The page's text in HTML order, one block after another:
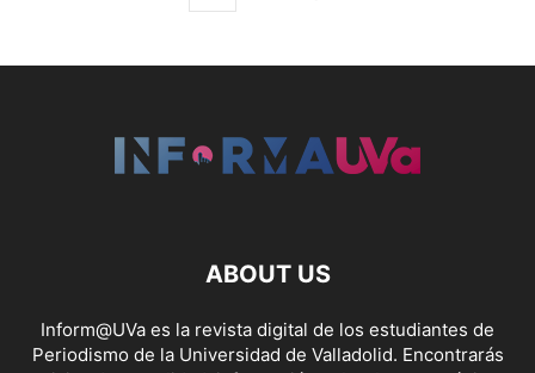
ABOUT US
Inform@UVa es la revista digital de los estudiantes de
Periodismo de la Universidad de Valladolid. Encontrarás